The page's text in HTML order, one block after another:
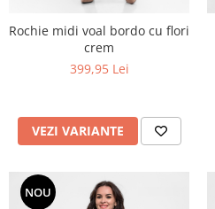
Rochie midi voal bordo cu flori
crem
399,95 Lei
VEZI VARIANTE
NOU